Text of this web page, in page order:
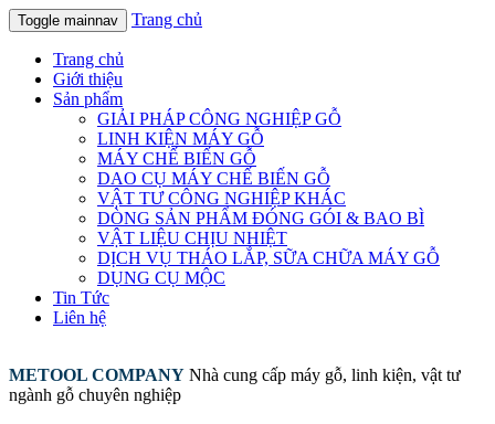
Toggle mainnav Trang chủ
Trang chủ
Giới thiệu
Sản phẩm
GIẢI PHÁP CÔNG NGHIỆP GỖ
LINH KIỆN MÁY GỖ
MÁY CHẾ BIẾN GỖ
DAO CỤ MÁY CHẾ BIẾN GỖ
VẬT TƯ CÔNG NGHIỆP KHÁC
DÒNG SẢN PHẨM ĐÓNG GÓI & BAO BÌ
VẬT LIỆU CHỊU NHIỆT
DỊCH VỤ THÁO LẮP, SỮA CHỮA MÁY GỖ
DỤNG CỤ MỘC
Tin Tức
Liên hệ
METOOL COMPANY Nhà cung cấp máy gỗ, linh kiện, vật tư
ngành gỗ chuyên nghiệp